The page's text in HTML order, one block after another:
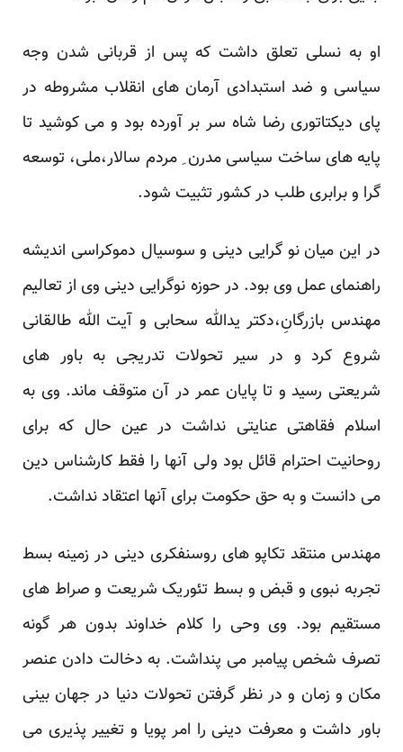
او به نسلی تعلق داشت که پس از قربانی شدن وجه
سیاسی و ضد استبدادی آرمان های انقلاب مشروطه در
پای دیکتاتوری رضا شاه سر بر آورده بود و می کوشید تا
پایه های ساخت سیاسی مدرن ِ مردم سالار،ملی، توسعه
گرا و برابری طلب در کشور تثبیت شود.
در این میان نو گرایی دینی و سوسیال دموکراسی اندیشه
راهنمای عمل وی بود. در حوزه نوگرایی دینی وی از تعالیم
مهندس بازرگانِ،دکتر یدالله سحابی و آیت الله طالقانی
شروع کرد و در سیر تحولات تدریجی به باور های
شریعتی رسید و تا پایان عمر در آن متوقف ماند. وی به
اسلام فقاهتی عنایتی نداشت در عین حال که برای
روحانیت احترام قائل بود ولی آنها را فقط کارشناس دین
می دانست و به حق حکومت برای آنها اعتقاد نداشت.
مهندس منتقد تکاپو های روسنفکری دینی در زمینه بسط
تجربه نبوی و قبض و بسط تئوریک شریعت و صراط های
مستقیم بود. وی وحی را کلام خداوند بدون هر گونه
تصرف شخص پیامبر می پنداشت. به دخالت دادن عنصر
مکان و زمان و در نظر گرفتن تحولات دنیا در جهان بینی
باور داشت و معرفت دینی را امر پویا و تغییر پذیری می